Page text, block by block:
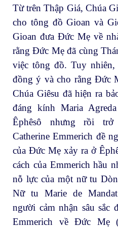
Từ trên Thập Giá, Chúa
cho tông đồ Gioan và
Gioan đưa Đức Mẹ về
rằng Đức Mẹ đã cùng
việc tông đồ. Tuy
đồng ý và cho rằng Đức
Chúa Giêsu đã hiện ra
đáng kính Maria
Êphêsô nhưng rồi trở
Catherine Emmerich đề
của Đức Mẹ xảy ra ở
cách của Emmerich hầu
nỗ lực của một nữ tu
Nữ tu Marie de Mandat
người cảm nhận sâu sắc
Emmerich về Đức Mẹ